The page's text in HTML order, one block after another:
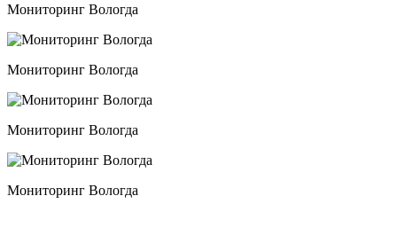
Мониторинг Вологда
Мониторинг Вологда
Мониторинг Вологда
Мониторинг Вологда